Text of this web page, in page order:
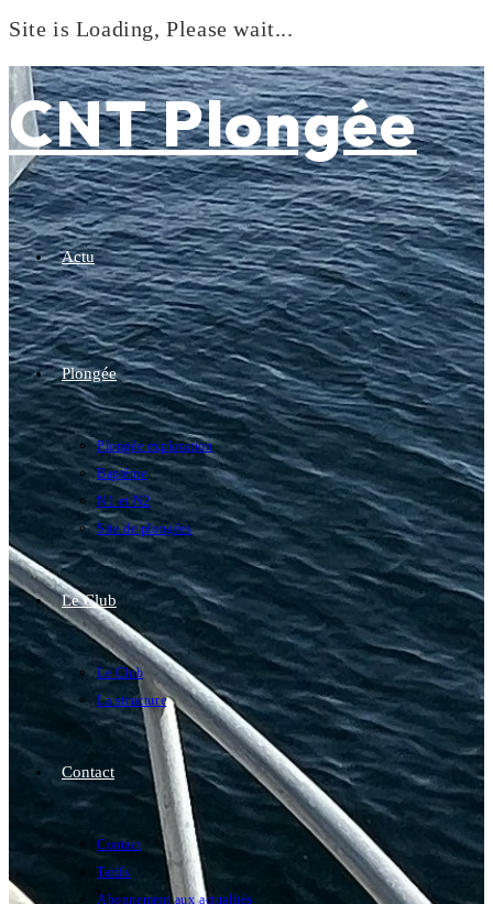
Site is Loading, Please wait...
to
content
CNT Plongée
Actu
Plongée
Plongée exploration
Baptême
N1 et N2
Site de plongées
Le Club
Le Club
La structure
Contact
Contact
Tarifs
Abonnement aux actualités